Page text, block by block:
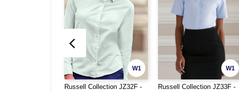
W1
Russell Collection JZ32F -
W1
Russell Collection JZ33F -